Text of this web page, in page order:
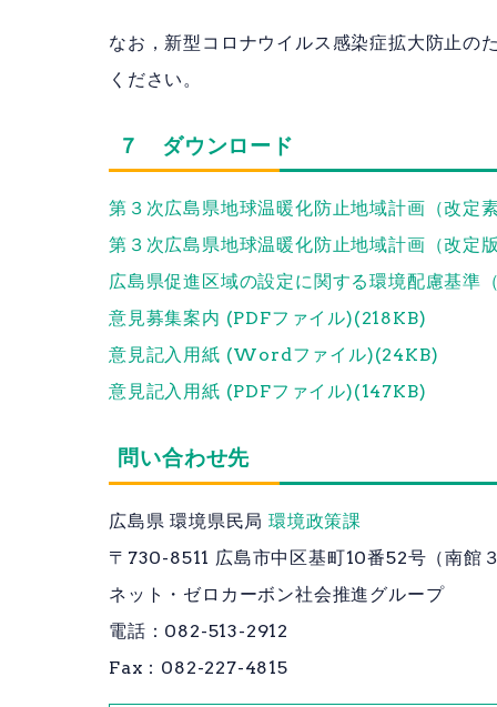
なお，新型コロナウイルス感染症拡大防止の
ください。
７ ダウンロード
第３次広島県地球温暖化防止地域計画（改定
第３次広島県地球温暖化防止地域計画（改
広島県促進区域の設定に関する環境配慮基
意見募集案内 (PDFファイル)(218KB)
意見記入用紙 (Wordファイル)(24KB)
意見記入用紙 (PDFファイル)(147KB)
問い合わせ先
広島県 環境県民局 環境政策課
〒730-8511 広島市中区基町10番52号（南館
ネット・ゼロカーボン社会推進グループ
電話：082-513-2912
Fax：082-227-4815